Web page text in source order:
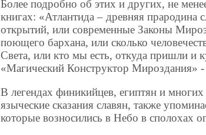
Более подробно об этих и других, не
книгах: «Атлантида – древняя прародина
открытий, или современные Законы
поющего бархана, или сколько
Света, или кто мы есть, откуда пришли
«Магический Конструктор Мироздания»
В легендах финикийцев, египтян и
языческие сказания славян, также
которые возносились в Небо в сполохах